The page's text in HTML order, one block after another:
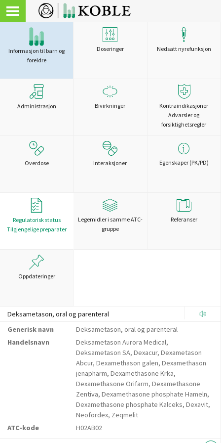
Informasjon til barn og
foreldre
Doseringer Nedsatt nyrefunksjon
Administrasjon Bivirkninger
Kontraindikasjoner
Advarsler og
forsiktighetsregler
Overdose Interaksjoner Egenskaper (PK/PD)
Regulatorisk status
Tilgjengelige preparater
Legemidler i samme ATC-
gruppe
Referanser
Oppdateringer
Deksametason, oral og parenteral
Generisk navn
Deksametason, oral og parenteral
Handelsnavn
Deksametason Aurora Medical,
Deksametason SA, Dexacur, Dexametason
Abcur, Dexamethason galen, Dexamethason
jenapharm, Dexamethasone Krka,
Dexamethasone Orifarm, Dexamethasone
Zentiva, Dexamethasone phosphate Hameln,
Dexamethasone phosphate Kalceks, Dexavit,
Neofordex, Zeqmelit
ATC-kode
H02AB02